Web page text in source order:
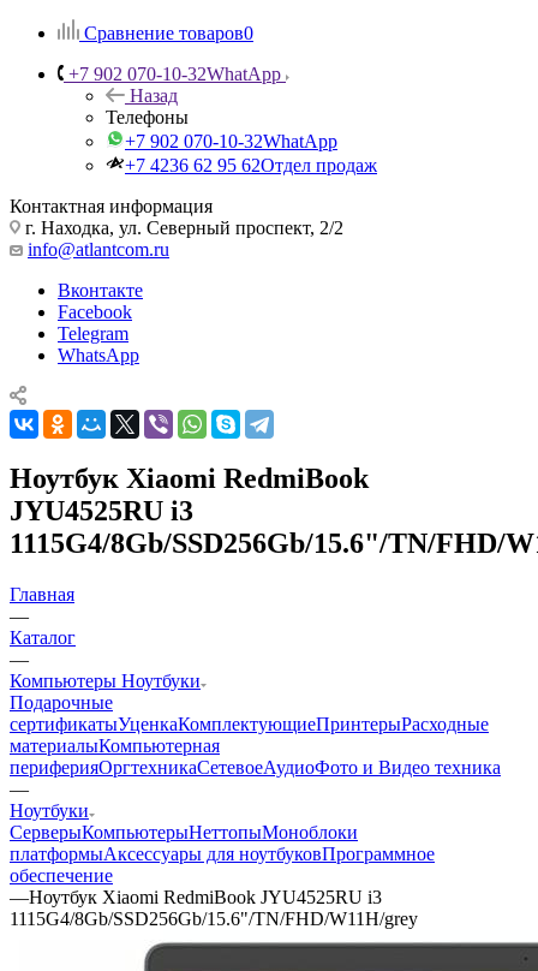
Сравнение товаров0
+7 902 070-10-32WhatApp
Назад
Телефоны
+7 902 070-10-32WhatApp
+7 4236 62 95 62Отдел продаж
Контактная информация
г. Находка, ул. Северный проспект, 2/2
info@atlantcom.ru
Вконтакте
Facebook
Telegram
WhatsApp
Ноутбук Xiaomi RedmiBook
JYU4525RU i3
1115G4/8Gb/SSD256Gb/15.6"/TN/FHD/
Главная
—
Каталог
—
Компьютеры Ноутбуки
Подарочные
сертификатыУценкаКомплектующиеПринтерыРасходные
материалыКомпьютерная
периферияОргтехникаСетевоеАудиоФото и Видео техника
—
Ноутбуки
СерверыКомпьютерыНеттопыМоноблоки
платформыАксессуары для ноутбуковПрограммное
обеспечение
—Ноутбук Xiaomi RedmiBook JYU4525RU i3
1115G4/8Gb/SSD256Gb/15.6"/TN/FHD/W11H/grey